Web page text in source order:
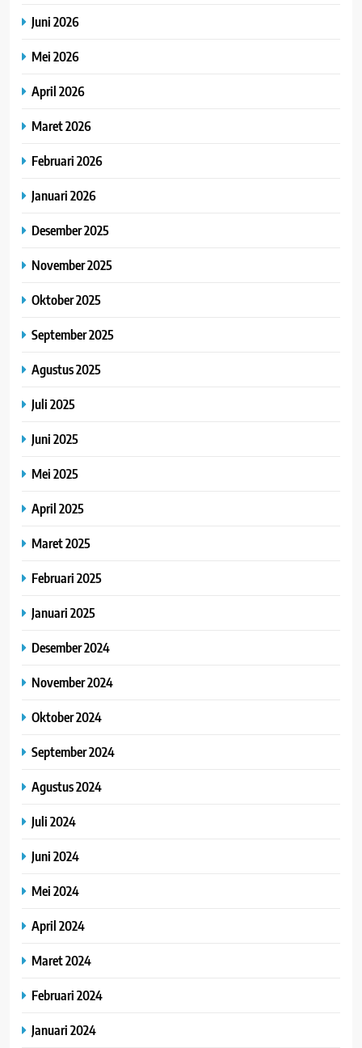
Juni 2026
Mei 2026
April 2026
Maret 2026
Februari 2026
Januari 2026
Desember 2025
November 2025
Oktober 2025
September 2025
Agustus 2025
Juli 2025
Juni 2025
Mei 2025
April 2025
Maret 2025
Februari 2025
Januari 2025
Desember 2024
November 2024
Oktober 2024
September 2024
Agustus 2024
Juli 2024
Juni 2024
Mei 2024
April 2024
Maret 2024
Februari 2024
Januari 2024